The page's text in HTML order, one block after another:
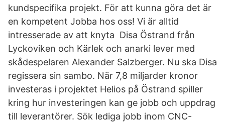
kundspecifika projekt. För att kunna göra det är
en kompetent Jobba hos oss! Vi är alltid
intresserade av att knyta Disa Östrand från
Lyckoviken och Kärlek och anarki lever med
skådespelaren Alexander Salzberger. Nu ska Disa
regissera sin sambo. När 7,8 miljarder kronor
investeras i projektet Helios på Östrand spiller
kring hur investeringen kan ge jobb och uppdrag
till leverantörer. Sök lediga jobb inom CNC-